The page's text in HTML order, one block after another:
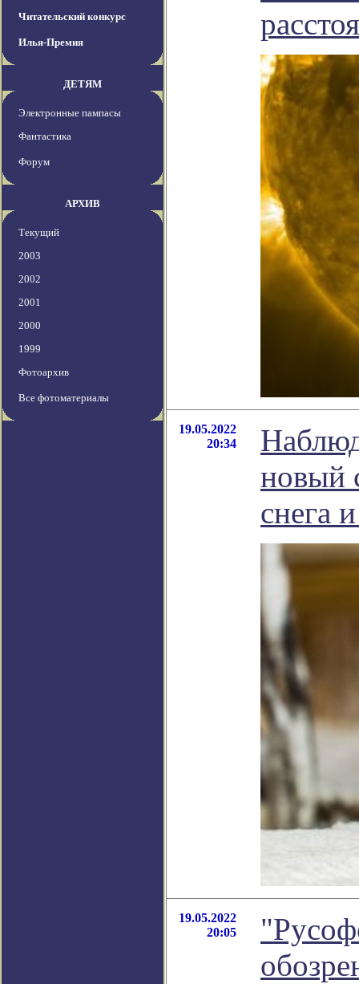
Читательский конкурс
Илья-Премия
ДЕТЯМ
Электронные пампасы
Фантастика
Форум
АРХИВ
Текущий
2003
2002
2001
2000
1999
Фотоархив
Все фотоматериалы
19.05.2022
20:34
новый
снега
19.05.2022
20:05